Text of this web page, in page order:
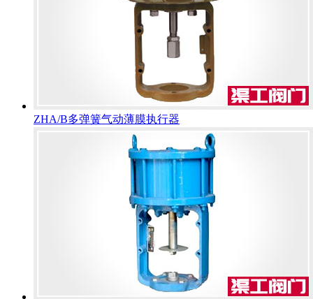
ZHA/B多弹簧气动薄膜执行器